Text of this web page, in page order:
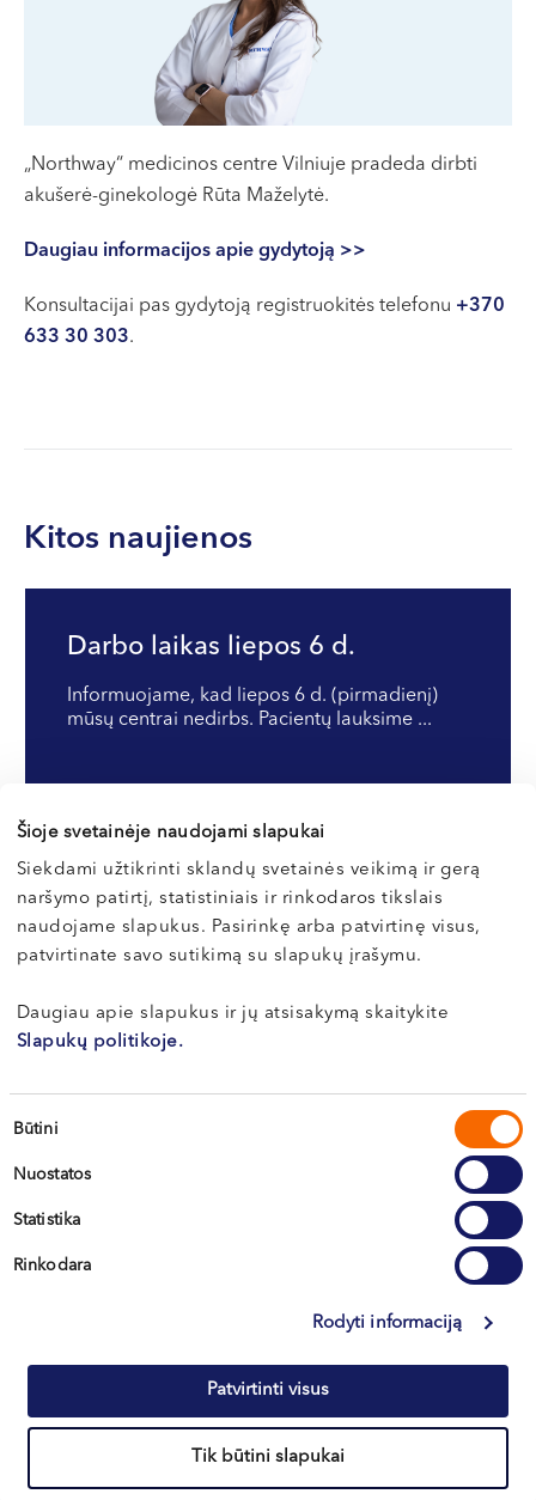
Šioje svetainėje naudojami slapukai
Siekdami užtikrinti sklandų svetainės veikimą ir gerą
naršymo patirtį, statistiniais ir rinkodaros tikslais
naudojame slapukus. Pasirinkę arba patvirtinę visus,
patvirtinate savo sutikimą su slapukų įrašymu.
Daugiau apie slapukus ir jų atsisakymą skaitykite
Slapukų politikoje.
Sutikimo
Būtini
Nuostatos
Statistika
Rinkodara
Rodyti informaciją
Patvirtinti visus
Tik būtini slapukai
Dragūnų g. 2
I-V 08:00 - 20:00
VI, VII --
I-V 08:00 - 20:00
VI 09:00 - 15:00
I-V 08:00 - 20:00
VI, VII --
„Northway“ medicinos centre Vilniuje pradeda dirbti
akušerė-ginekologė Rūta Maželytė.
Daugiau informacijos apie gydytoją >>
Konsultacijai pas gydytoją registruokitės telefonu +370
633 30 303.
Kitos naujienos
Darbo laikas liepos 6 d.
Informuojame, kad liepos 6 d. (pirmadienį)
mūsų centrai nedirbs. Pacientų lauksime ...
Skaityti
Visos naujienos